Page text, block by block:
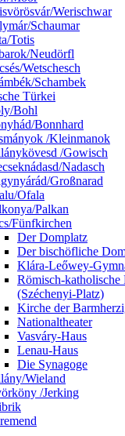
Werischwar
Schaumar
Totis
Neudörfl
Wetschesch
Schambek
Türkei
Bohl
Bonnhard
/Kleinmanok
/Gowisch
Nadasch
Großnarad
Ofala
Palkan
Fünfkirchen
Der Domplatz
Der bischöfliche
Klára-Leőwey-
Römisch-katholische
(Széchenyi-Platz)
Kirche der
Nationaltheater
Vasváry-Haus
Lenau-Haus
Die Synagoge
Wieland
/Jerking